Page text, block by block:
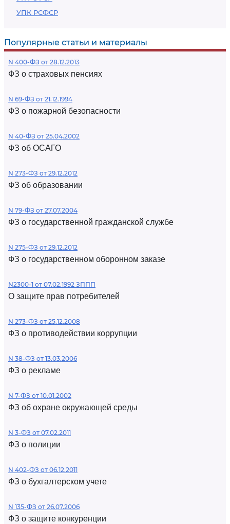
УПК РСФСР
Популярные статьи и материалы
N 400-ФЗ от 28.12.2013
ФЗ о страховых пенсиях
N 69-ФЗ от 21.12.1994
ФЗ о пожарной безопасности
N 40-ФЗ от 25.04.2002
ФЗ об ОСАГО
N 273-ФЗ от 29.12.2012
ФЗ об образовании
N 79-ФЗ от 27.07.2004
ФЗ о государственной гражданской службе
N 275-ФЗ от 29.12.2012
ФЗ о государственном оборонном заказе
N2300-1 от 07.02.1992 ЗППП
О защите прав потребителей
N 273-ФЗ от 25.12.2008
ФЗ о противодействии коррупции
N 38-ФЗ от 13.03.2006
ФЗ о рекламе
N 7-ФЗ от 10.01.2002
ФЗ об охране окружающей среды
N 3-ФЗ от 07.02.2011
ФЗ о полиции
N 402-ФЗ от 06.12.2011
ФЗ о бухгалтерском учете
N 135-ФЗ от 26.07.2006
ФЗ о защите конкуренции